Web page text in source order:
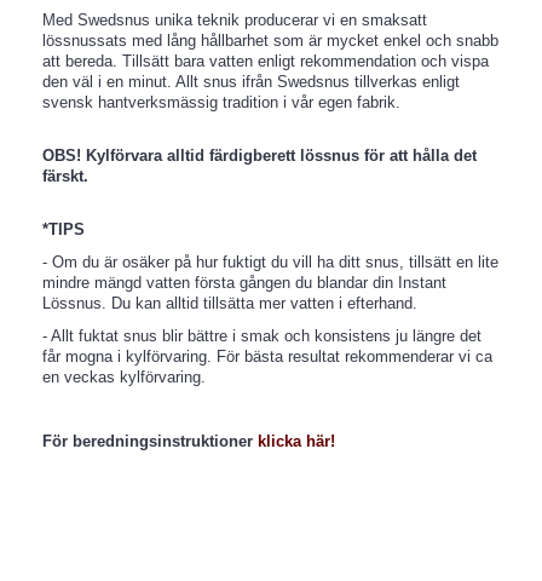
Med Swedsnus unika teknik producerar vi en smaksatt
lössnussats med lång hållbarhet som är mycket enkel och snabb
att bereda. Tillsätt bara vatten enligt rekommendation och vispa
den väl i en minut. Allt snus ifrån Swedsnus tillverkas enligt
svensk hantverksmässig tradition i vår egen fabrik.
OBS! Kylförvara alltid färdigberett lössnus för att hålla det
färskt.
*TIPS
- Om du är osäker på hur fuktigt du vill ha ditt snus, tillsätt en lite
mindre mängd vatten första gången du blandar din Instant
Lössnus. Du kan alltid tillsätta mer vatten i efterhand.
- Allt fuktat snus blir bättre i smak och konsistens ju längre det
får mogna i kylförvaring. För bästa resultat rekommenderar vi ca
en veckas kylförvaring.
För beredningsinstruktioner klicka här!